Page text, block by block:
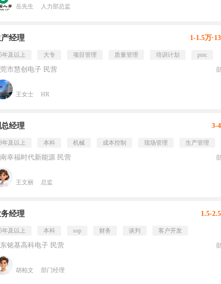
岳先生 人力部总监
经理 1-1.5万
年及以上 大专 项目管理 质量管理 培训计划 pmc
市慧创电子 民营
王女士 HR
经理 3-
年及以上 本科 机械 成本控制 现场管理 生产管理
幸福时代新能源 民营
王文丽 总监
经理 1.5-
年及以上 本科 sop 财务 谈判 客户开发
铭基高科电子 民营
胡柏文 部门经理